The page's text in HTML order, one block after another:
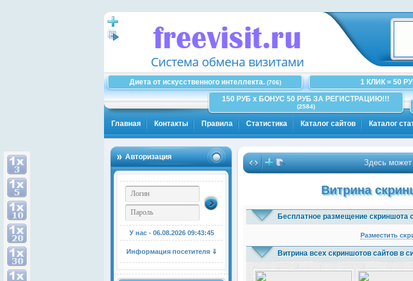
Диета от искусственного интеллекта.(706) 1 КЛИК = 50
150 РУБ x БОНУС 50 РУБ ЗА РЕГИСТРАЦИЮ!!!
(2584)
Главная Контакты Правила Статистика Каталог сайтов Каталог
Авторизация
У нас - 06.08.2026 09:43:46
Информация посетителя ⇓
Здесь может быть
Витрина
Бесплатное размещение скриншота
Разместить
Витрина всех скриншотов сайтов в